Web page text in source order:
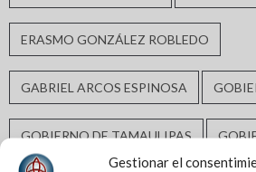
Gestionar el
ERASMO GONZÁLEZ ROBLEDO
GABRIEL ARCOS ESPINOSA
GOBIERNO DE TAMAULIPAS